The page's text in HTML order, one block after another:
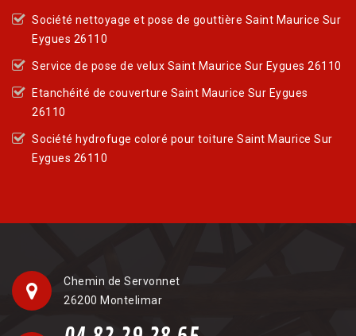
Société nettoyage et pose de gouttière Saint Maurice Sur
Eygues 26110
Service de pose de velux Saint Maurice Sur Eygues 26110
Etanchéité de couverture Saint Maurice Sur Eygues
26110
Société hydrofuge coloré pour toiture Saint Maurice Sur
Eygues 26110
Chemin de Servonnet
26200 Montelimar